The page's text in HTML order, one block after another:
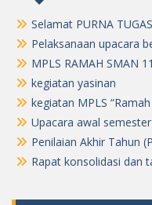
Selamat PURNA
Pelaksanaan upacara
MPLS RAMAH SMAN
kegiatan yasinan
kegiatan MPLS
Upacara awal
Penilaian Akhir Tahun
Rapat konsolidasi dan